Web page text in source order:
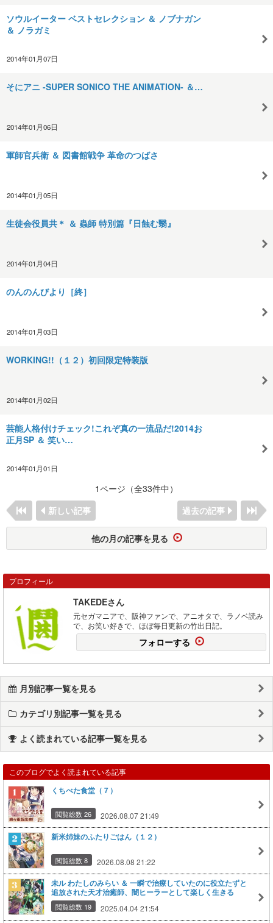
ソウルイーター ベストセレクション ＆ ノブナガン
＆ ノラガミ
2014年01月07日
そにアニ -SUPER SONICO THE ANIMATION- ＆…
2014年01月06日
軍師官兵衛 ＆ 図書館戦争 革命のつばさ
2014年01月05日
生徒会役員共＊ ＆ 蟲師 特別篇『日蝕む翳』
2014年01月04日
のんのんびより［終］
2014年01月03日
WORKING!!（１２）初回限定特装版
2014年01月02日
芸能人格付けチェック!これぞ真の一流品だ!2014お
正月SP ＆ 笑い…
2014年01月01日
1ページ（全33件中）
新しい記事
過去の記事
他の月の記事を見る
プロフィール
TAKEDEさん
元セガマニアで、阪神ファンで、アニオタで、ラノベ読み
で、お笑い好きで、ほぼ毎日更新の竹出日記。
フォローする
月別記事一覧を見る
カテゴリ別記事一覧を見る
よく読まれている記事一覧を見る
このブログでよく読まれている記事
くちべた食堂（７）
閲覧総数 26 2026.08.07 21:49
新米姉妹のふたりごはん（１２）
閲覧総数 8 2026.08.08 21:22
未ル わたしのみらい ＆ 一瞬で治療していたのに役立たずと
追放された天才治癒師、闇ヒーラーとして楽しく生きる
閲覧総数 19 2025.04.04 21:54